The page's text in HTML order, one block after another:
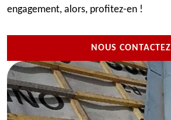
engagement, alors, profitez-en !
NOUS CONTACTEZ